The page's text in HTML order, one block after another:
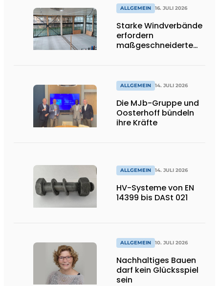
ALLGEMEIN 16. JULI 2026
Starke Windverbände
erfordern
maßgeschneiderte
ALLGEMEIN 14. JULI 2026
Die MJb-Gruppe und
Oosterhoff bündeln
ihre Kräfte
ALLGEMEIN 14. JULI 2026
HV-Systeme von EN
14399 bis DASt 021
ALLGEMEIN 10. JULI 2026
Nachhaltiges Bauen
darf kein Glücksspiel
sein